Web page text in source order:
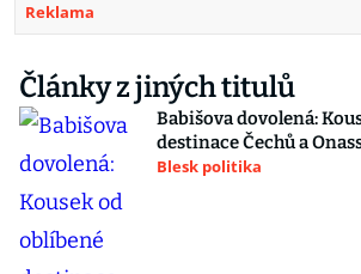
Reklama
Články z jiných titulů
Babišova dovolená:
destinace Čechů a
Blesk politika